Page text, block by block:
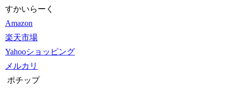
すかいらーく
Amazon
楽天市場
Yahooショッピング
メルカリ
ポチップ